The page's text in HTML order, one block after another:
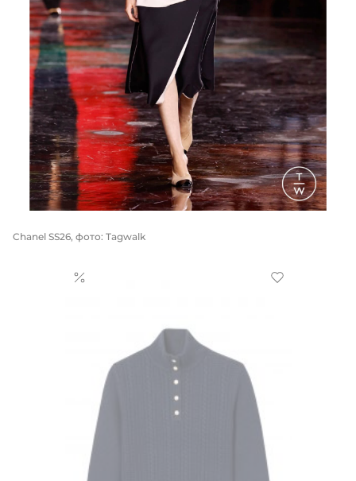
Chanel SS26, фото: Tagwalk